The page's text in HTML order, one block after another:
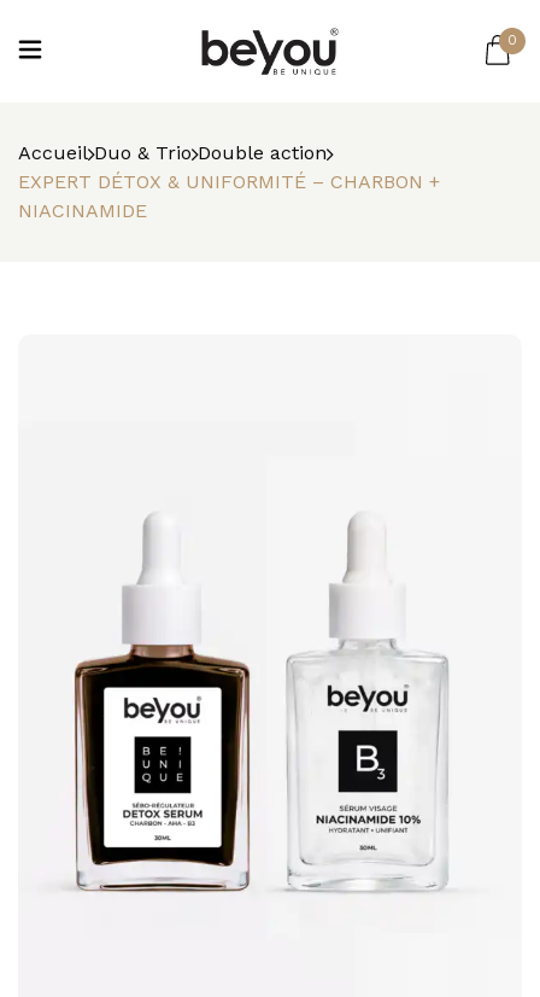
0
Accueil Duo & Trio Double action
EXPERT DÉTOX & UNIFORMITÉ – CHARBON +
NIACINAMIDE